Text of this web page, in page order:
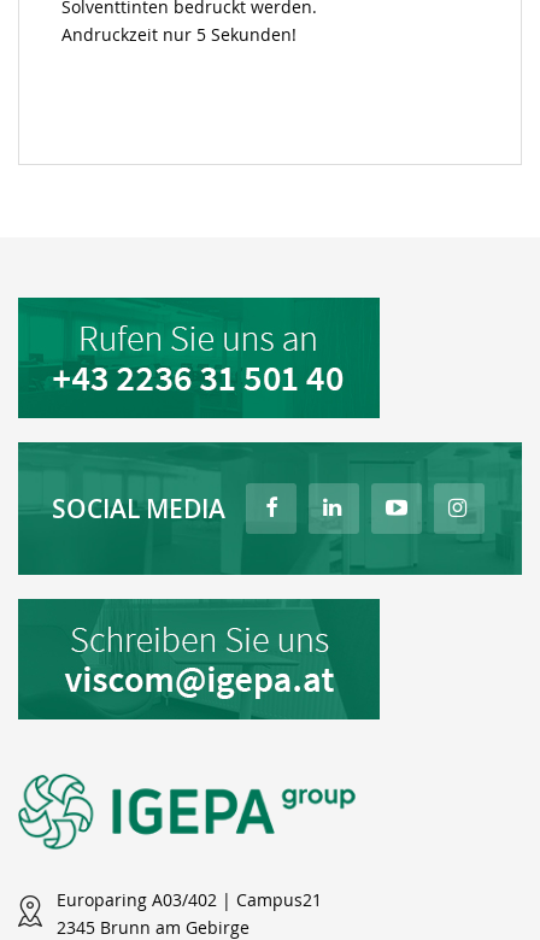
Solventtinten bedruckt werden.
Andruckzeit nur 5 Sekunden!
SOCIAL MEDIA
Europaring A03/402 | Campus21
2345 Brunn am Gebirge